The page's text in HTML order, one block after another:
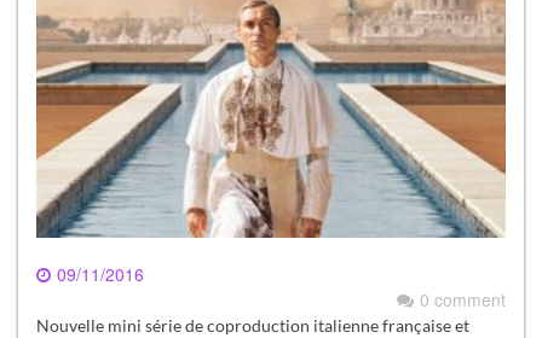
09/11/2016
0 comment
Nouvelle mini série de coproduction italienne française et